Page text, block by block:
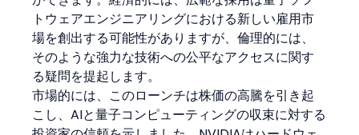
トウェアエンジニアリングにおける新しい雇用市
場を創出する可能性がありますが、倫理的には、
そのような強力な技術への公平なアクセスに関す
る疑問を提起します。
市場的には、このローンチは株価の高騰を引き起
こし、AIと量子コンピューティングの収束に対する